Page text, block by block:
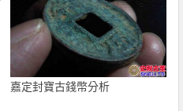
嘉定封寶古錢幣分析